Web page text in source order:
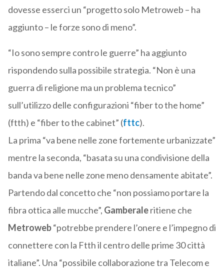
dovesse esserci un “progetto solo Metroweb – ha
aggiunto – le forze sono di meno”.
“Io sono sempre contro le guerre” ha aggiunto
rispondendo sulla possibile strategia. “Non è una
guerra di religione ma un problema tecnico”
sull’utilizzo delle configurazioni “fiber to the home”
(ftth) e “fiber to the cabinet” (fttc).
La prima “va bene nelle zone fortemente urbanizzate”
mentre la seconda, “basata su una condivisione della
banda va bene nelle zone meno densamente abitate”.
Partendo dal concetto che “non possiamo portare la
fibra ottica alle mucche”, Gamberaleritiene che
Metroweb“potrebbe prendere l’onere e l’impegno di
connettere con la Ftth il centro delle prime 30 città
italiane”. Una “possibile collaborazione tra Telecom e